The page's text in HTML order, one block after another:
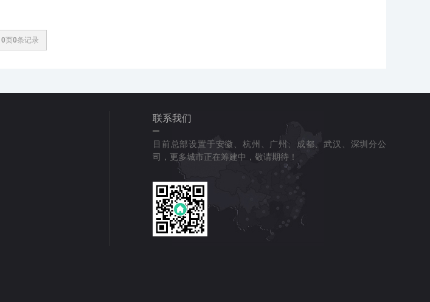
0页0条记录
联系我们
目前总部设置于安徽、杭州、广州、成都、武汉、深圳分公
司，更多城市正在筹建中，敬请期待！